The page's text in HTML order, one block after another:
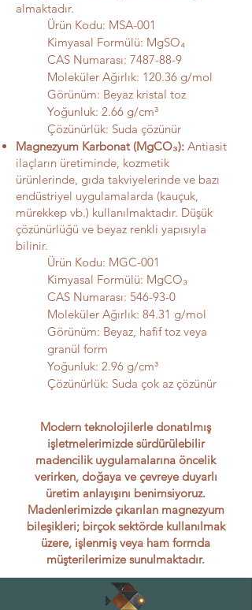
almaktadır.
Ürün Kodu: MSA-001
Kimyasal Formülü: MgSO₄
CAS Numarası: 7487-88-9
Moleküler Ağırlık: 120.36 g/mol
Görünüm: Beyaz kristal toz
Yoğunluk: 2.66 g/cm³
Çözünürlük: Suda çözünür
Magnezyum Karbonat (MgCO₃): Antiasit
ilaçların üretiminde, kozmetik
ürünlerinde, gıda takviyelerinde ve bazı
endüstriyel uygulamalarda (kauçuk,
mürekkep vb.) kullanılmaktadır. Düşük
çözünürlüğü ve beyaz renkli yapısıyla
bilinir.
Ürün Kodu: MGC-001
Kimyasal Formülü: MgCO₃
CAS Numarası: 546-93-0
Moleküler Ağırlık: 84.31 g/mol
Görünüm: Beyaz, hafif toz veya
granül form
Yoğunluk: 2.96 g/cm³
Çözünürlük: Suda çok az çözünür
Modern teknolojilerle donatılmış
işletmelerimizde sürdürülebilir
madencilik uygulamalarına öncelik
verirken, doğaya ve çevreye duyarlı
üretim anlayışını benimsiyoruz.
Madenlerimizde çıkarılan magnezyum
bileşikleri; birçok sektörde kullanılmak
üzere, işlenmiş veya ham formda
müşterilerimize sunulmaktadır.